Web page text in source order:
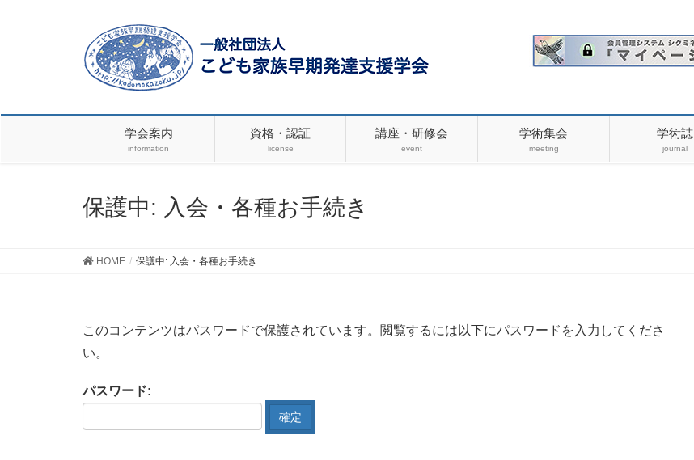
学会案内
information
資格・認証
license
講座・研修会
event
学術集会
meeting
学術誌
journal
保護中: 入会・各種お手続き
HOME 保護中: 入会・各種お手続き
このコンテンツはパスワードで保護されています。閲覧するには以下にパスワードを入力してくださ
い。
パスワード: